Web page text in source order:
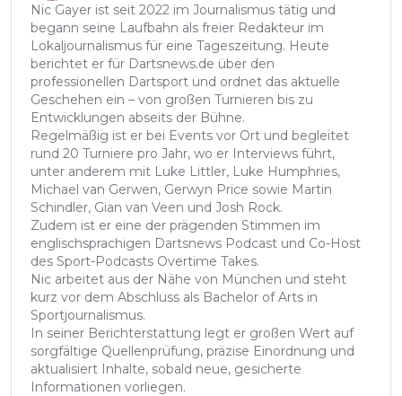
Nic Gayer ist seit 2022 im Journalismus tätig und
begann seine Laufbahn als freier Redakteur im
Lokaljournalismus für eine Tageszeitung. Heute
berichtet er für Dartsnews.de über den
professionellen Dartsport und ordnet das aktuelle
Geschehen ein – von großen Turnieren bis zu
Entwicklungen abseits der Bühne.
Regelmäßig ist er bei Events vor Ort und begleitet
rund 20 Turniere pro Jahr, wo er Interviews führt,
unter anderem mit Luke Littler, Luke Humphries,
Michael van Gerwen, Gerwyn Price sowie Martin
Schindler, Gian van Veen und Josh Rock.
Zudem ist er eine der prägenden Stimmen im
englischsprachigen Dartsnews Podcast und Co-Host
des Sport-Podcasts Overtime Takes.
Nic arbeitet aus der Nähe von München und steht
kurz vor dem Abschluss als Bachelor of Arts in
Sportjournalismus.
In seiner Berichterstattung legt er großen Wert auf
sorgfältige Quellenprüfung, präzise Einordnung und
aktualisiert Inhalte, sobald neue, gesicherte
Informationen vorliegen.